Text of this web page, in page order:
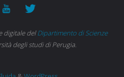
digitale delDipartimento di Scienze
degli studi di Perugia.